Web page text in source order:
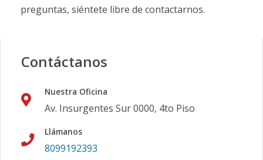
preguntas, siéntete libre de contactarnos.
Contáctanos
Nuestra Oficina
Av. Insurgentes Sur 0000, 4to Piso
Llámanos
8099192393